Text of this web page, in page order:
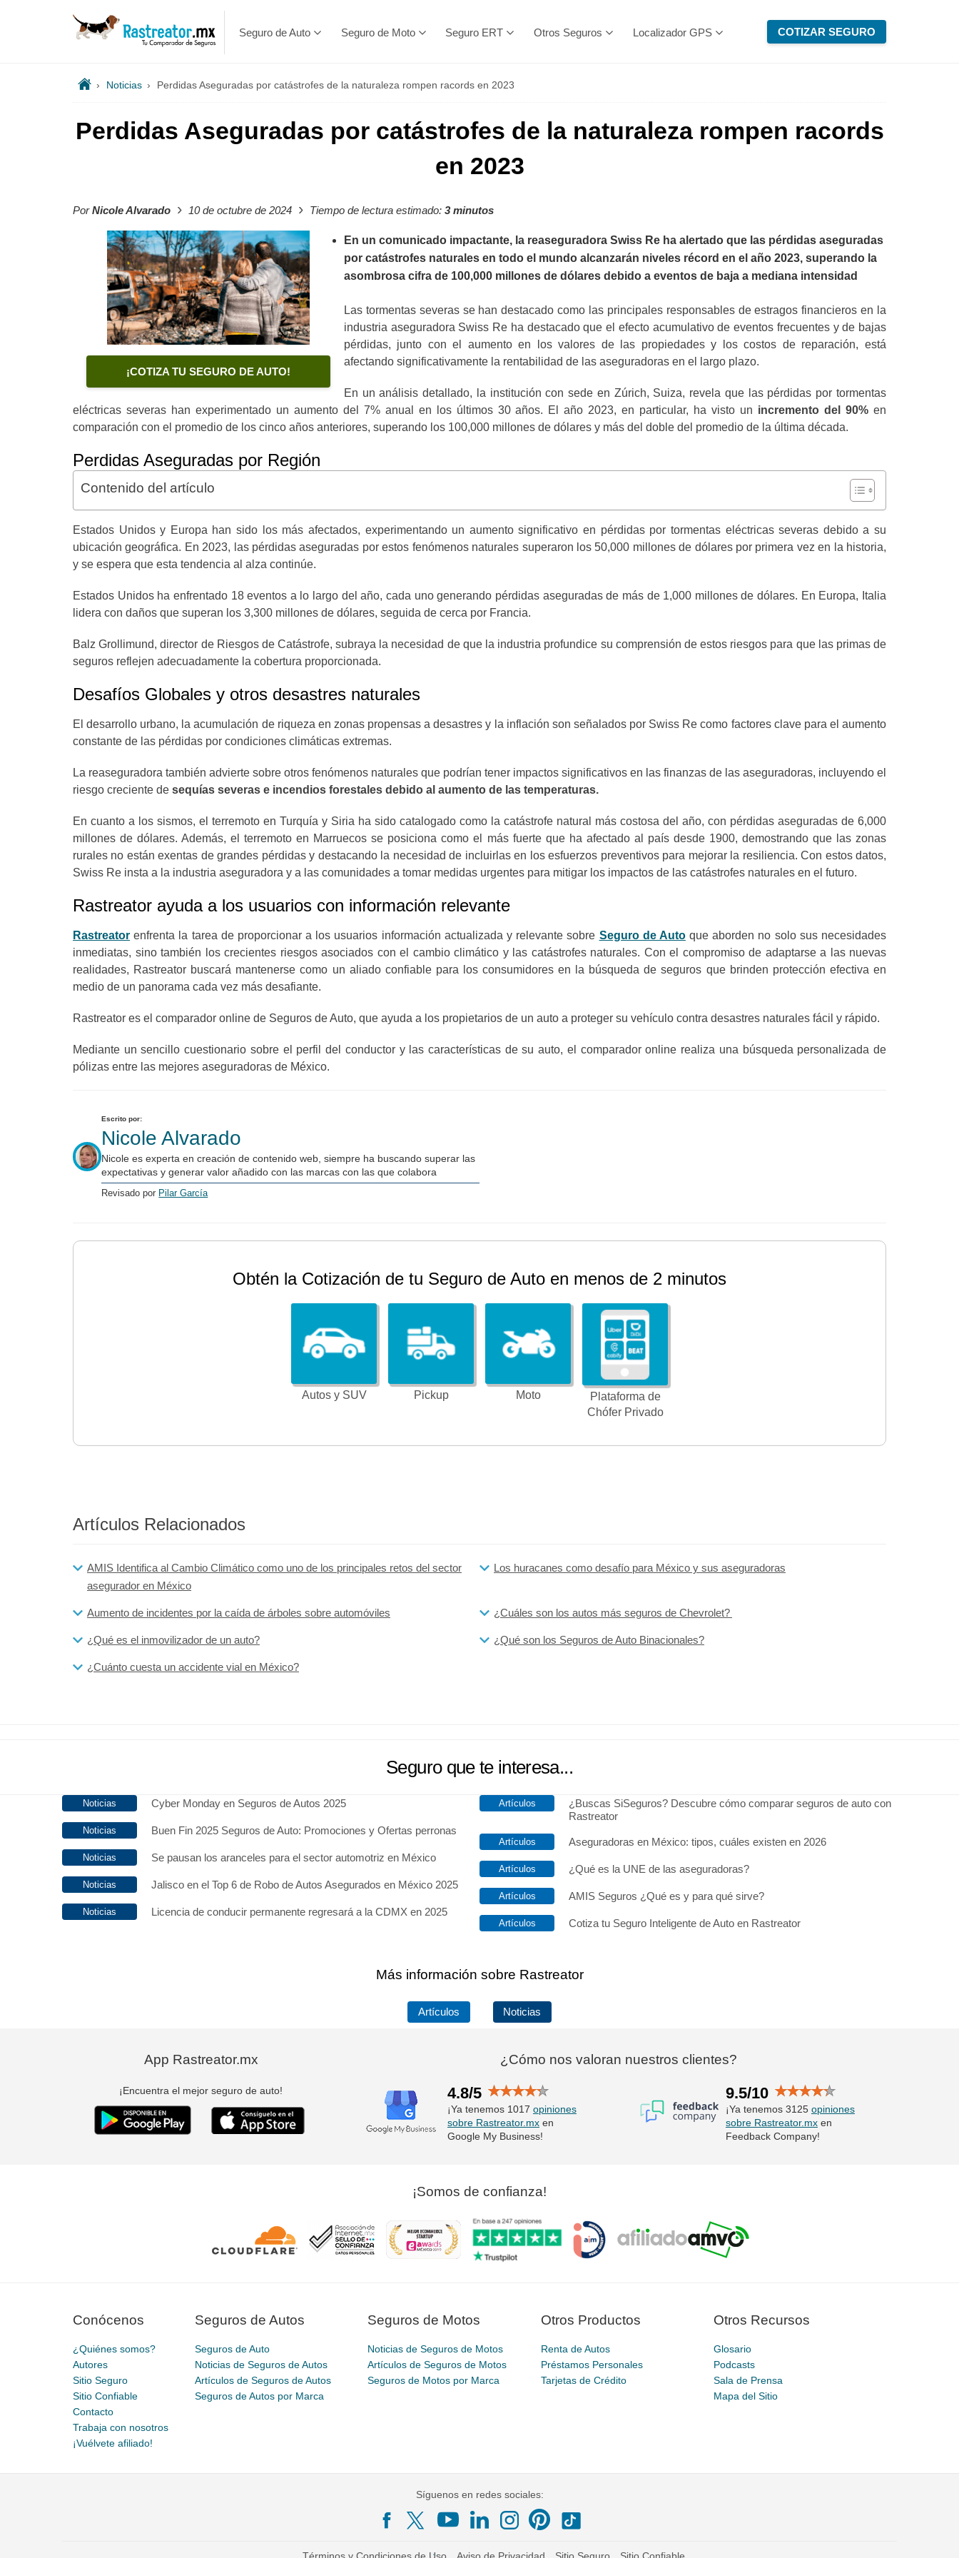
Seguro de Auto Seguro de Moto Seguro ERT Otros Seguros Localizador GPS COTIZAR SEGURO
› Noticias › Perdidas Aseguradas por catástrofes de la naturaleza rompen racords en 2023
Perdidas Aseguradas por catástrofes de la naturaleza rompen racords
en 2023
PorNicole Alvarado › 10 de octubre de 2024 › Tiempo de lectura estimado: 3 minutos
¡COTIZA TU SEGURO DE AUTO!
En un comunicado impactante, la reaseguradora Swiss Re ha alertado que las pérdidas aseguradas
por catástrofes naturales en todo el mundo alcanzarán niveles récord en el año 2023, superando la
asombrosa cifra de 100,000 millones de dólares debido a eventos de baja a mediana intensidad
Las tormentas severas se han destacado como las principales responsables de estragos financieros en la
industria aseguradora Swiss Re ha destacado que el efecto acumulativo de eventos frecuentes y de bajas
pérdidas, junto con el aumento en los valores de las propiedades y los costos de reparación, está
afectando significativamente la rentabilidad de las aseguradoras en el largo plazo.
En un análisis detallado, la institución con sede en Zúrich, Suiza, revela que las pérdidas por tormentas
eléctricas severas han experimentado un aumento del 7% anual en los últimos 30 años. El año 2023, en particular, ha visto un incremento del 90%en
comparación con el promedio de los cinco años anteriores, superando los 100,000 millones de dólares y más del doble del promedio de la última década.
Perdidas Aseguradas por Región
Contenido del artículo
Estados Unidos y Europa han sido los más afectados, experimentando un aumento significativo en pérdidas por tormentas eléctricas severas debido a su
ubicación geográfica. En 2023, las pérdidas aseguradas por estos fenómenos naturales superaron los 50,000 millones de dólares por primera vez en la historia,
y se espera que esta tendencia al alza continúe.
Estados Unidos ha enfrentado 18 eventos a lo largo del año, cada uno generando pérdidas aseguradas de más de 1,000 millones de dólares. En Europa, Italia
lidera con daños que superan los 3,300 millones de dólares, seguida de cerca por Francia.
Balz Grollimund, director de Riesgos de Catástrofe, subraya la necesidad de que la industria profundice su comprensión de estos riesgos para que las primas de
seguros reflejen adecuadamente la cobertura proporcionada.
Desafíos Globales y otros desastres naturales
El desarrollo urbano, la acumulación de riqueza en zonas propensas a desastres y la inflación son señalados por Swiss Re como factores clave para el aumento
constante de las pérdidas por condiciones climáticas extremas.
La reaseguradora también advierte sobre otros fenómenos naturales que podrían tener impactos significativos en las finanzas de las aseguradoras, incluyendo el
riesgo creciente de sequías severas e incendios forestales debido al aumento de las temperaturas.
En cuanto a los sismos, el terremoto en Turquía y Siria ha sido catalogado como la catástrofe natural más costosa del año, con pérdidas aseguradas de 6,000
millones de dólares. Además, el terremoto en Marruecos se posiciona como el más fuerte que ha afectado al país desde 1900, demostrando que las zonas
rurales no están exentas de grandes pérdidas y destacando la necesidad de incluirlas en los esfuerzos preventivos para mejorar la resiliencia. Con estos datos,
Swiss Re insta a la industria aseguradora y a las comunidades a tomar medidas urgentes para mitigar los impactos de las catástrofes naturales en el futuro.
Rastreator ayuda a los usuarios con información relevante
Rastreator enfrenta la tarea de proporcionar a los usuarios información actualizada y relevante sobre Seguro de Autoque aborden no solo sus necesidades
inmediatas, sino también los crecientes riesgos asociados con el cambio climático y las catástrofes naturales. Con el compromiso de adaptarse a las nuevas
realidades, Rastreator buscará mantenerse como un aliado confiable para los consumidores en la búsqueda de seguros que brinden protección efectiva en
medio de un panorama cada vez más desafiante.
Rastreator es el comparador online de Seguros de Auto, que ayuda a los propietarios de un auto a proteger su vehículo contra desastres naturales fácil y rápido.
Mediante un sencillo cuestionario sobre el perfil del conductor y las características de su auto, el comparador online realiza una búsqueda personalizada de
pólizas entre las mejores aseguradoras de México.
Escrito por:
Nicole Alvarado
Nicole es experta en creación de contenido web, siempre ha buscando superar las
expectativas y generar valor añadido con las marcas con las que colabora
Revisado por Pilar García
Obtén la Cotización de tu Seguro de Auto en menos de 2 minutos
Autos y SUV Pickup Moto
Plataforma de
Chófer Privado
Artículos Relacionados
AMIS Identifica al Cambio Climático como uno de los principales retos del sector
asegurador en México
Los huracanes como desafío para México y sus aseguradoras
Aumento de incidentes por la caída de árboles sobre automóviles ¿Cuáles son los autos más seguros de Chevrolet?
¿Qué es el inmovilizador de un auto? ¿Qué son los Seguros de Auto Binacionales?
¿Cuánto cuesta un accidente vial en México?
Seguro que te interesa...
Cyber Monday en Seguros de Autos 2025
Buen Fin 2025 Seguros de Auto: Promociones y Ofertas perronas
Se pausan los aranceles para el sector automotriz en México
Jalisco en el Top 6 de Robo de Autos Asegurados en México 2025
Licencia de conducir permanente regresará a la CDMX en 2025
¿Buscas SiSeguros? Descubre cómo comparar seguros de auto con
Rastreator
Aseguradoras en México: tipos, cuáles existen en 2026
¿Qué es la UNE de las aseguradoras?
AMIS Seguros ¿Qué es y para qué sirve?
Cotiza tu Seguro Inteligente de Auto en Rastreator
Más información sobre Rastreator
Artículos Noticias
App Rastreator.mx
¡Encuentra el mejor seguro de auto!
¿Cómo nos valoran nuestros clientes?
4.8/5
¡Ya tenemos 1017 opiniones
sobre Rastreator.mxen
Google My Business!
9.5/10
¡Ya tenemos 3125 opiniones
sobre Rastreator.mxen
Feedback Company!
¡Somos de confianza!
Conócenos
¿Quiénes somos?
Autores
Sitio Seguro
Sitio Confiable
Contacto
Trabaja con nosotros
¡Vuélvete afiliado!
Seguros de Autos
Seguros de Auto
Noticias de Seguros de Autos
Artículos de Seguros de Autos
Seguros de Autos por Marca
Seguros de Motos
Noticias de Seguros de Motos
Artículos de Seguros de Motos
Seguros de Motos por Marca
Otros Productos
Renta de Autos
Préstamos Personales
Tarjetas de Crédito
Otros Recursos
Glosario
Podcasts
Sala de Prensa
Mapa del Sitio
Síguenos en redes sociales:
Términos y Condiciones de Uso Aviso de Privacidad Sitio Seguro Sitio Confiable